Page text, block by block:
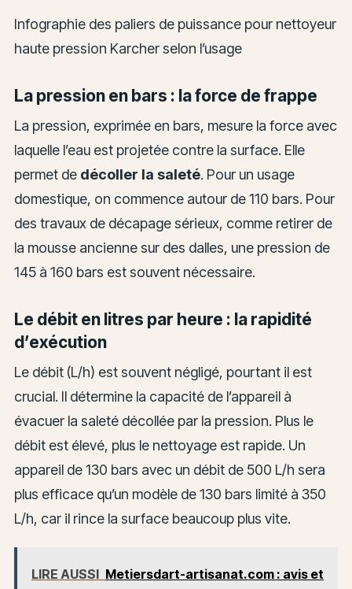
Infographie des paliers de puissance pour nettoyeur
haute pression Karcher selon l’usage
La pression en bars : la force de frappe
La pression, exprimée en bars, mesure la force avec
laquelle l’eau est projetée contre la surface. Elle
permet de décoller la saleté. Pour un usage
domestique, on commence autour de 110 bars. Pour
des travaux de décapage sérieux, comme retirer de
la mousse ancienne sur des dalles, une pression de
145 à 160 bars est souvent nécessaire.
Le débit en litres par heure : la rapidité
d’exécution
Le débit (L/h) est souvent négligé, pourtant il est
crucial. Il détermine la capacité de l’appareil à
évacuer la saleté décollée par la pression. Plus le
débit est élevé, plus le nettoyage est rapide. Un
appareil de 130 bars avec un débit de 500 L/h sera
plus efficace qu’un modèle de 130 bars limité à 350
L/h, car il rince la surface beaucoup plus vite.
LIRE AUSSI Metiersdart-artisanat.com : avis et